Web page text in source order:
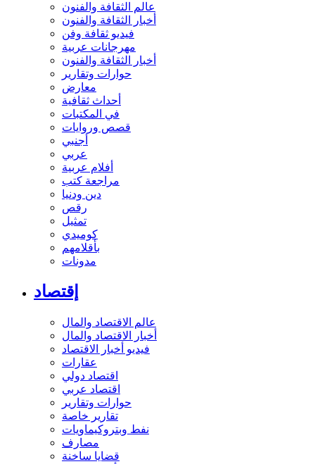
عالم الثقافة والفنون
أخبار الثقافة والفنون
فيديو ثقافة وفن
مهرجانات عربية
أخبار الثقافة والفنون
حوارات وتقارير
معارض
أحداث ثقافية
في المكتبات
قصص وروايات
أجنبي
عربي
أفلام عربية
مراجعة كتب
دين ودنيا
رقص
تمثيل
كوميدي
بأقلامهم
مدونات
إقتصاد
عالم الاقتصاد والمال
أخبار الاقتصاد والمال
فيديو أخبار الاقتصاد
عقارات
اقتصاد دولي
اقتصاد عربي
حوارات وتقارير
تقارير خاصة
نفط وبتروكيماويات
مصارف
قضايا ساخنة